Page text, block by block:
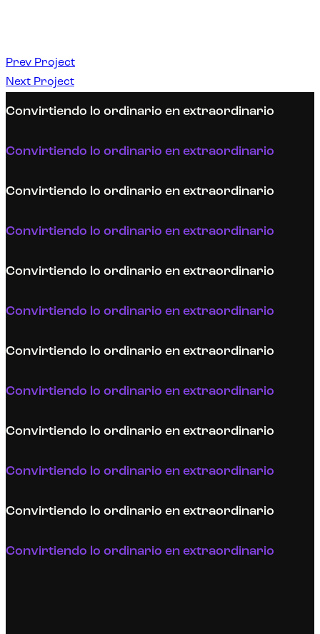
Prev Project
Next Project
Convirtiendo lo ordinario en extraordinario
Convirtiendo lo ordinario en extraordinario
Convirtiendo lo ordinario en extraordinario
Convirtiendo lo ordinario en extraordinario
Convirtiendo lo ordinario en extraordinario
Convirtiendo lo ordinario en extraordinario
Convirtiendo lo ordinario en extraordinario
Convirtiendo lo ordinario en extraordinario
Convirtiendo lo ordinario en extraordinario
Convirtiendo lo ordinario en extraordinario
Convirtiendo lo ordinario en extraordinario
Convirtiendo lo ordinario en extraordinario